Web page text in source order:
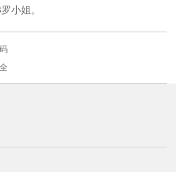
小姐。